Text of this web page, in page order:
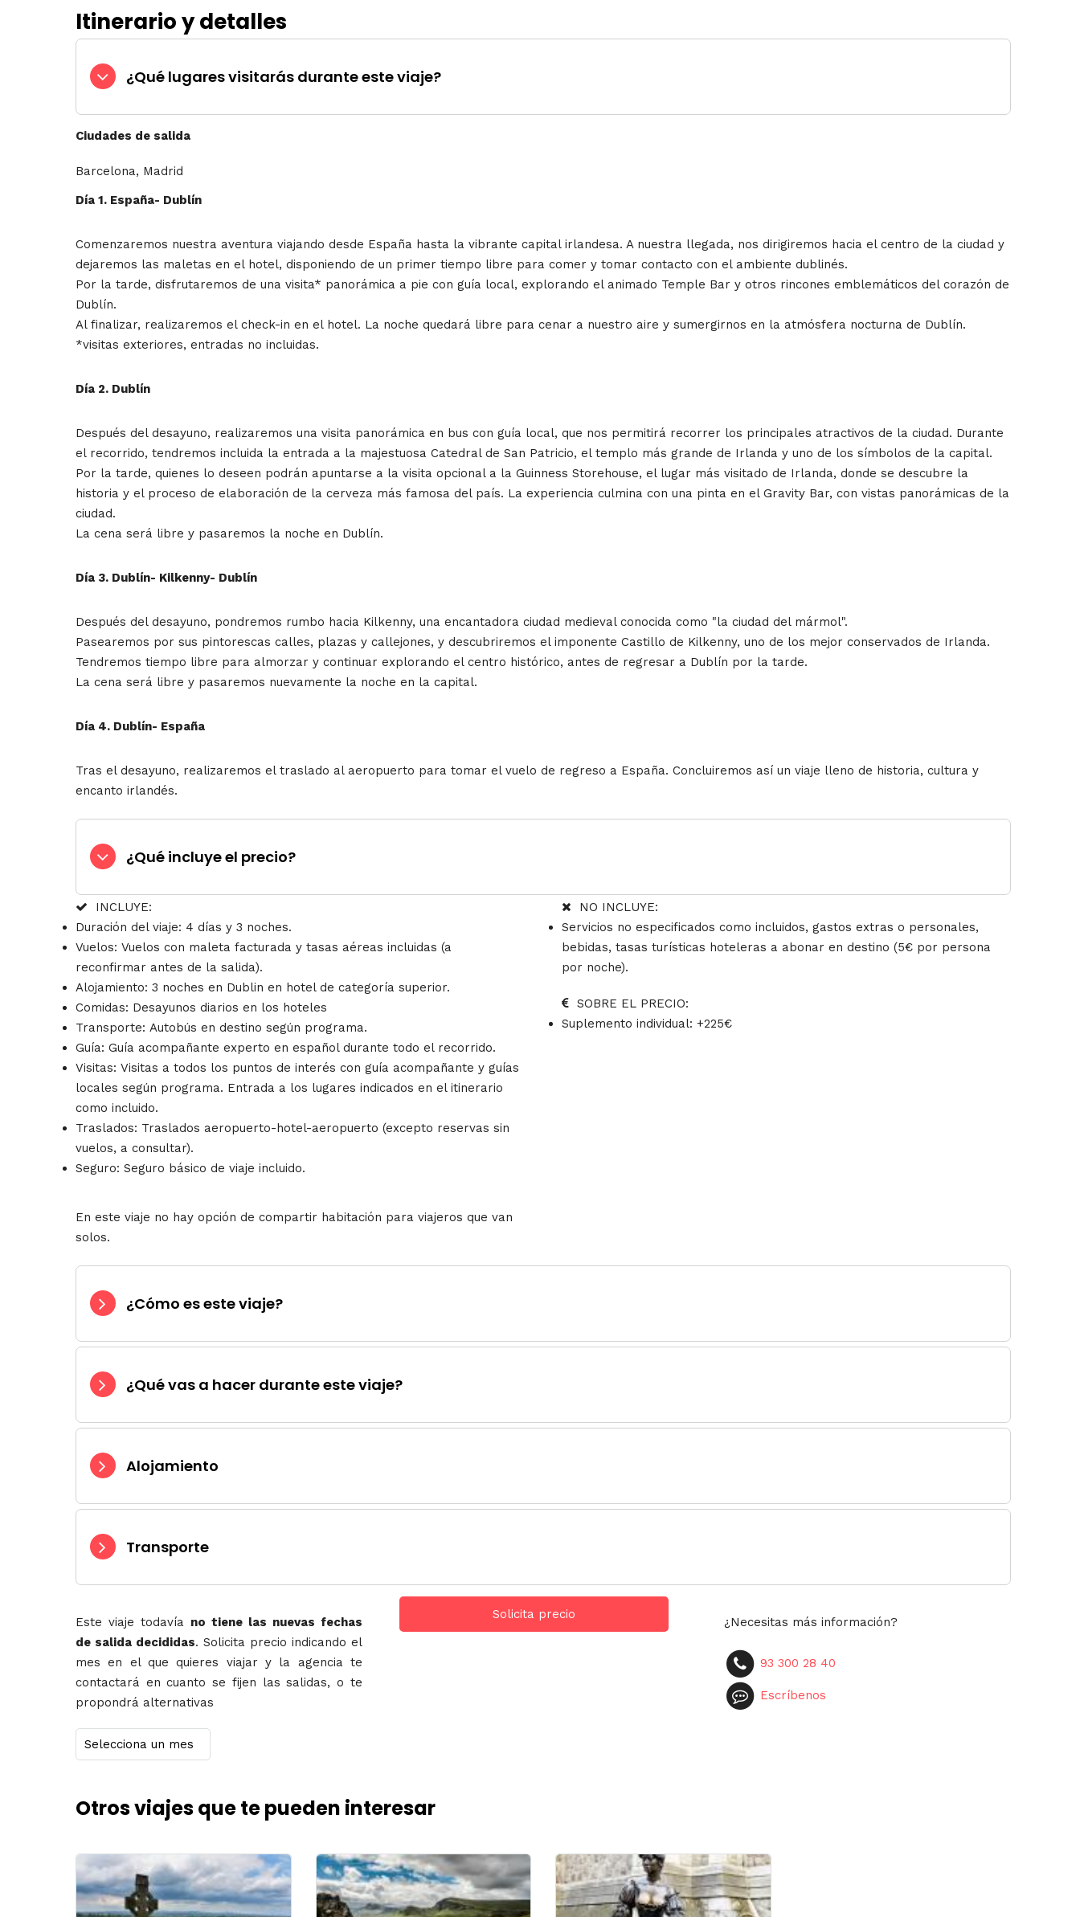
Itinerario y detalles
¿Qué lugares visitarás durante este viaje?
Ciudades de salida
Barcelona, Madrid
Día 1. España- Dublín
Comenzaremos nuestra aventura viajando desde España hasta la vibrante capital irlandesa. A nuestra llegada, nos dirigiremos hacia el centro de la ciudad y
dejaremos las maletas en el hotel, disponiendo de un primer tiempo libre para comer y tomar contacto con el ambiente dublinés.
Por la tarde, disfrutaremos de una visita* panorámica a pie con guía local, explorando el animado Temple Bar y otros rincones emblemáticos del corazón de
Dublín.
Al finalizar, realizaremos el check-in en el hotel. La noche quedará libre para cenar a nuestro aire y sumergirnos en la atmósfera nocturna de Dublín.
*visitas exteriores, entradas no incluidas.
Día 2. Dublín
Después del desayuno, realizaremos una visita panorámica en bus con guía local, que nos permitirá recorrer los principales atractivos de la ciudad. Durante
el recorrido, tendremos incluida la entrada a la majestuosa Catedral de San Patricio, el templo más grande de Irlanda y uno de los símbolos de la capital.
Por la tarde, quienes lo deseen podrán apuntarse a la visita opcional a la Guinness Storehouse, el lugar más visitado de Irlanda, donde se descubre la
historia y el proceso de elaboración de la cerveza más famosa del país. La experiencia culmina con una pinta en el Gravity Bar, con vistas panorámicas de la
ciudad.
La cena será libre y pasaremos la noche en Dublín.
Día 3. Dublín- Kilkenny- Dublín
Después del desayuno, pondremos rumbo hacia Kilkenny, una encantadora ciudad medieval conocida como "la ciudad del mármol".
Pasearemos por sus pintorescas calles, plazas y callejones, y descubriremos el imponente Castillo de Kilkenny, uno de los mejor conservados de Irlanda.
Tendremos tiempo libre para almorzar y continuar explorando el centro histórico, antes de regresar a Dublín por la tarde.
La cena será libre y pasaremos nuevamente la noche en la capital.
Día 4. Dublín- España
Tras el desayuno, realizaremos el traslado al aeropuerto para tomar el vuelo de regreso a España. Concluiremos así un viaje lleno de historia, cultura y
encanto irlandés.
¿Qué incluye el precio?
INCLUYE:
Duración del viaje: 4 días y 3 noches.
Vuelos: Vuelos con maleta facturada y tasas aéreas incluidas (a
reconfirmar antes de la salida).
Alojamiento: 3 noches en Dublin en hotel de categoría superior.
Comidas: Desayunos diarios en los hoteles
Transporte: Autobús en destino según programa.
Guía: Guía acompañante experto en español durante todo el recorrido.
Visitas: Visitas a todos los puntos de interés con guía acompañante y guías
locales según programa. Entrada a los lugares indicados en el itinerario
como incluido.
Traslados: Traslados aeropuerto-hotel-aeropuerto (excepto reservas sin
vuelos, a consultar).
Seguro: Seguro básico de viaje incluido.
En este viaje no hay opción de compartir habitación para viajeros que van
solos.
NO INCLUYE:
Servicios no especificados como incluidos, gastos extras o personales,
bebidas, tasas turísticas hoteleras a abonar en destino (5€ por persona
por noche).
SOBRE EL PRECIO:
Suplemento individual: +225€
¿Cómo es este viaje?
¿Qué vas a hacer durante este viaje?
Alojamiento
Transporte
Este viaje todavía no tiene las nuevas fechas
de salida decididas. Solicita precio indicando el
mes en el que quieres viajar y la agencia te
contactará en cuanto se fijen las salidas, o te
propondrá alternativas
Solicita precio
¿Necesitas más información?
93 300 28 40
Escríbenos
Otros viajes que te pueden interesar